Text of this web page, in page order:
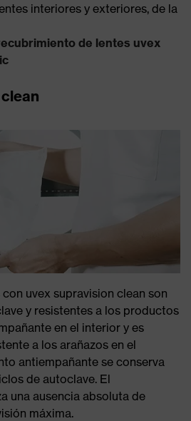
interiores y exteriores, de la
de lentes uvex
uvex supravision clean son
y resistentes a los productos
en el interior y es
a los arañazos en el
antiempañante se conserva
de autoclave. El
una ausencia absoluta de
máxima.